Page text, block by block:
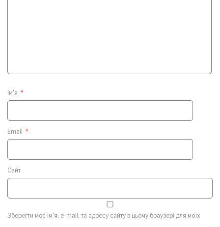
Ім'я *
Email *
Сайт
Зберегти моє ім'я, e-mail, та адресу сайту в цьому браузері для моїх